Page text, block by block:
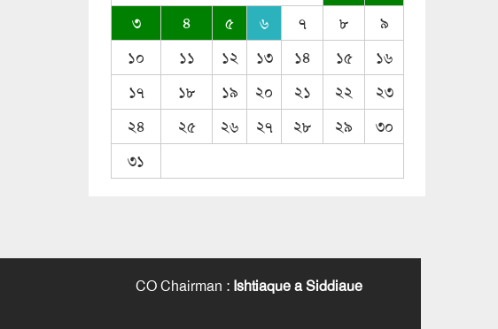
৩
৪ ৫ ৬ ৭ ৮
৯
১০
১১ ১২ ১৩ ১৪ ১৫
১৬
১৭
১৮ ১৯ ২০ ২১ ২২
২৩
২৪
২৫ ২৬ ২৭ ২৮ ২৯
৩০
৩১
CO Chairman : Ishtiaque a Siddiaue